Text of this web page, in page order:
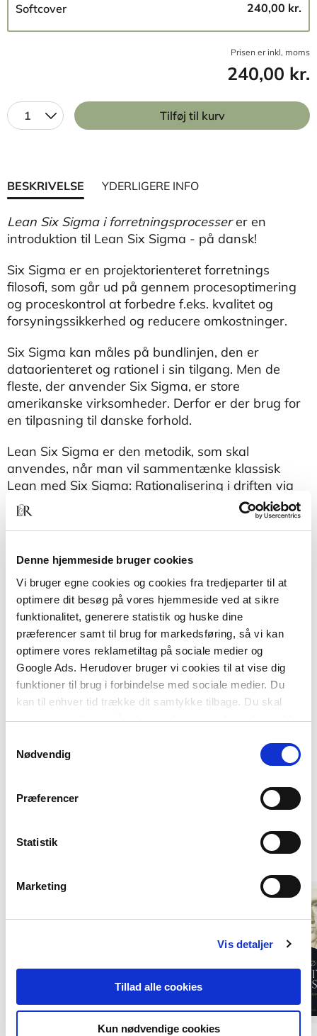
Denne hjemmeside bruger cookies
Vi bruger egne cookies og cookies fra tredjeparter til at
optimere dit besøg på vores hjemmeside ved at sikre
funktionalitet, generere statistik og huske dine
præferencer samt til brug for markedsføring, så vi kan
optimere vores reklametiltag på sociale medier og
Google Ads. Herudover bruger vi cookies til at vise dig
funktioner til brug i forbindelse med sociale medier. Du
kan til enhver tid trække dit samtykke tilbage. Du skal
være opmærksom på, at vores hjemmeside muligvis ikke
tilbagetrækker et samtykke.
Nødvendig
Præferencer
Statistik
Marketing
Vis detaljer
Tillad alle cookies
Kun nødvendige cookies
Softcover 240,00 kr.
Prisen er inkl, moms
240,00 kr.
1 Tilføj til kurv
BESKRIVELSE YDERLIGERE INFO
Lean Six Sigma i forretningsprocesserer en
introduktion til Lean Six Sigma - på dansk!
Six Sigma er en projektorienteret forretnings
filosofi, som går ud på gennem procesoptimering
og proceskontrol at forbedre f.eks. kvalitet og
forsyningssikkerhed og reducere omkostninger.
Six Sigma kan måles på bundlinjen, den er
dataorienteret og rationel i sin tilgang. Men de
fleste, der anvender Six Sigma, er store
amerikanske virksomheder. Derfor er der brug for
en tilpasning til danske forhold.
Lean Six Sigma er den metodik, som skal
anvendes, når man vil sammentænke klassisk
Lean med Six Sigma: Rationalisering i driften via
procesoptimering under hensyntagen til det
interne arbejdsmiljø.
forbedringerne, således at der i den fremtidige
arbejdsproces er indtænkt miljø, arbejdsglæde og
procesoptimering på samme tid.
Når man er færdig med et Lean Six Sigma-projekt,
skal det være sjovere at gå på arbejde.
Arbejdsglæden og stoltheden ved de opnåede
resultater skal tilbage til medarbejderne.
Andre har også købt